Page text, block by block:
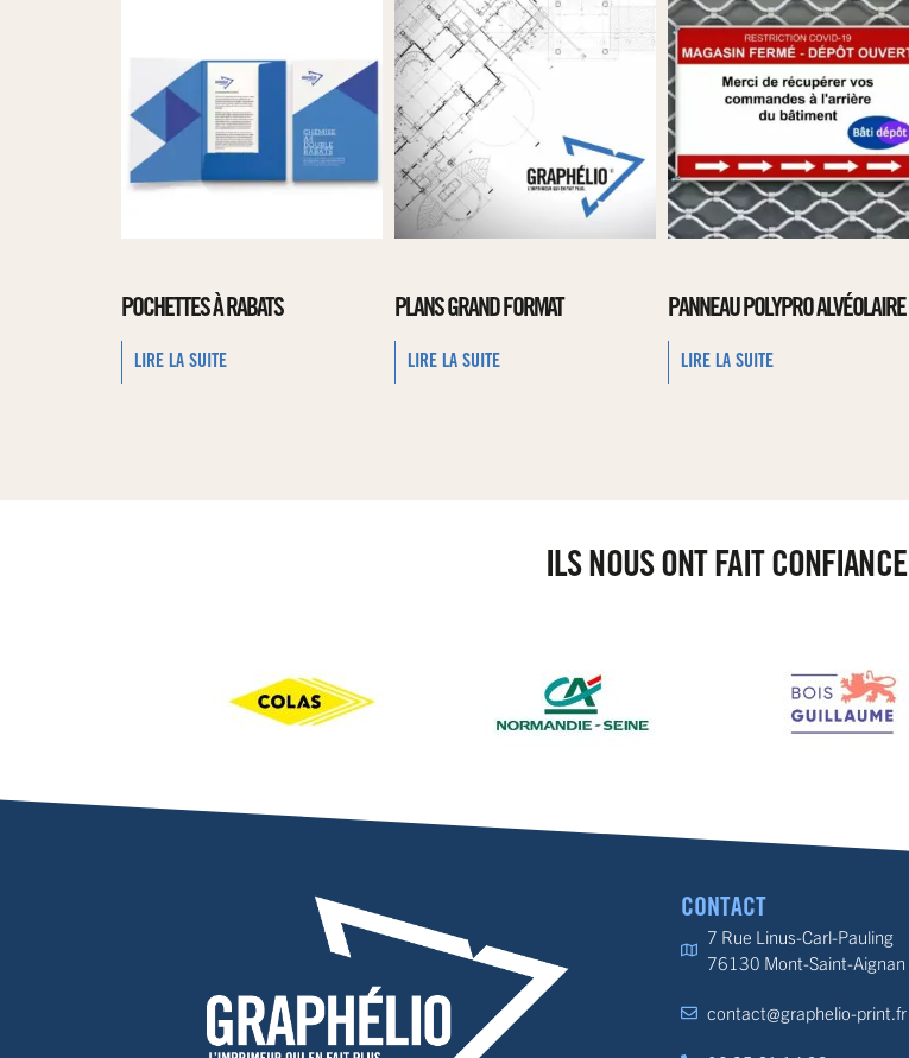
POCHETTES À RABATS
LIRE LA SUITE
PLANS GRAND FORMAT
LIRE LA SUITE
PANNEAU POLYPRO ALVÉOLAIRE
LIRE LA SUITE
ILS NOUS ONT FAIT CONFIANCE
CONTACT
7 Rue Linus-Carl-Pauling
76130 Mont-Saint-Aignan
contact@graphelio-print.fr